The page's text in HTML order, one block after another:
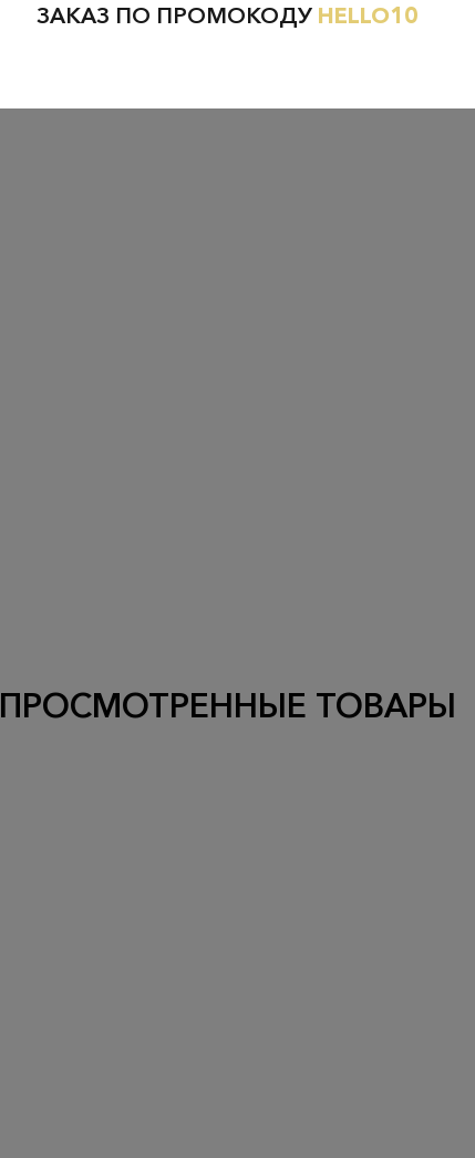
НЕФТЕЮГАНСК НОЯБРЬСК
ПРОСМОТРЕННЫЕ ТОВАРЫ
ЗАКАЗ ПО ПРОМОКОДУ HELLO10